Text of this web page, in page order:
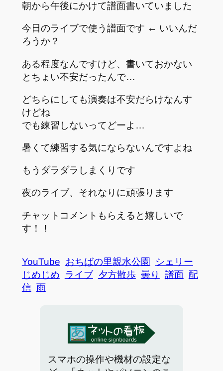
朝から午後にかけて譜面書いていました
今日のライブで使う譜面です ← いいんだ
ろうか？
ある程度なんですけど、書いておかない
とちょい不安だったんで…
どちらにしても演奏は不安だらけなんす
けどね
でも練習しないってどーよ…
暑くて練習する気にならないんですよね
もうダラダラしまくりです
夜のライブ、それなりに頑張ります
チャットコメントもらえると嬉しいで
す！！
YouTube おちばの里親水公園
シェリー
じめじめ
ライブ 夕方散歩 曇り 譜面 配
信 雨
スマホの操作や機材の設定な